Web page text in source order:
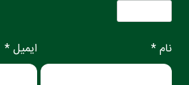
نام * ایمیل *